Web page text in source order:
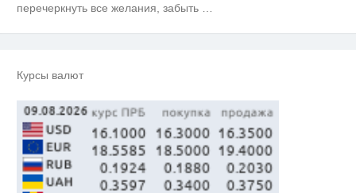
перечеркнуть все желания, забыть
Курсы валют
смеяться долго
магазинов с 1 августа 2026 года